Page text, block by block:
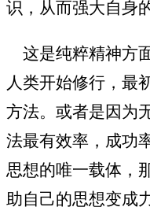
识，从而强大自身
这是纯粹精神方
人类开始修行，最
方法。或者是因为
法最有效率，成功
思想的唯一载体，
助自己的思想变成